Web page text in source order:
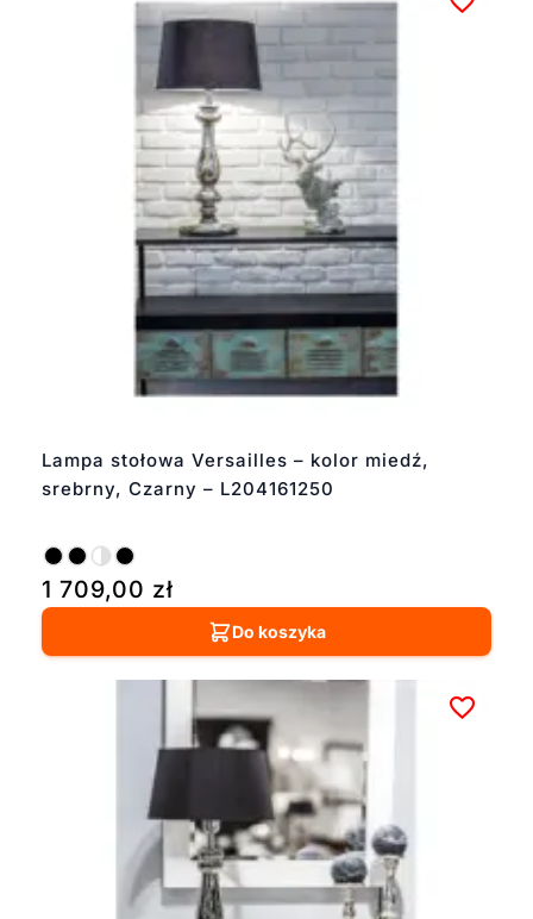
Lampa stołowa Versailles – kolor miedź,
srebrny, Czarny – L204161250
1 709,00 zł
Do koszyka